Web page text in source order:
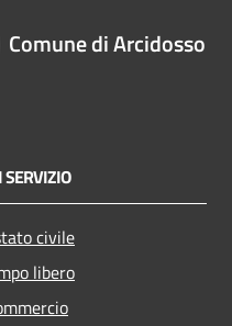
Comune di Arcidosso
SERVIZIO
civile
libero